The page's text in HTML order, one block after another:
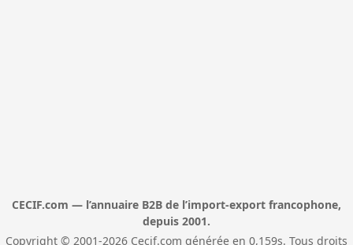
CECIF.com — l’annuaire B2B de l’import-export francophone,
depuis 2001.
Copyright © 2001-2026 Cecif.com générée en 0,159s. Tous droits